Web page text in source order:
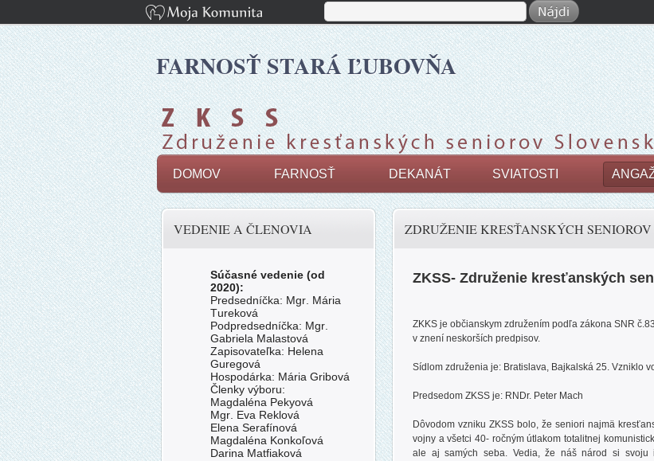
FARNOSŤ STARÁ ĽUBOVŇA
DOMOV FARNOSŤ DEKANÁT SVIATOSTI
VEDENIE A ČLENOVIA
Súčasné vedenie (od
2020):
Predsedníčka: Mgr. Mária
Tureková
Podpredsedníčka: Mgr.
Gabriela Malastová
Zapisovateľka: Helena
Guregová
Hospodárka: Mária Gribová
Členky výboru:
Magdaléna Pekyová
Mgr. Eva Reklová
Elena Serafínová
Magdaléna Konkoľová
Darina Matfiaková
ZDRUŽENIE KRESŤANSKÝCH
ZKSS- Združenie kresťanských
ZKKS je občianskym združením podľa zákona SNR
v znení neskorších predpisov.
Sídlom združenia je: Bratislava, Bajkalská 25. Vzniklo
Predsedom ZKSS je: RNDr. Peter Mach
Dôvodom vzniku ZKSS bolo, že seniori najmä
vojny a všetci 40- ročným útlakom totalitnej
ale aj samých seba. Vedia, že náš národ si svoju